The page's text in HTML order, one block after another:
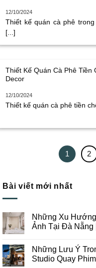
12/10/2024
Thiết kế quán cà phê
[...]
Thiết Kế Quán Cà Phê
Decor
12/10/2024
Thiết kế quán cà phê tiền
1 2
Bài viết mới nhất
Những Xu
Ảnh Tại Đà Nẵng
bình
luận
ở
Những Lưu Ý
Studio Quay